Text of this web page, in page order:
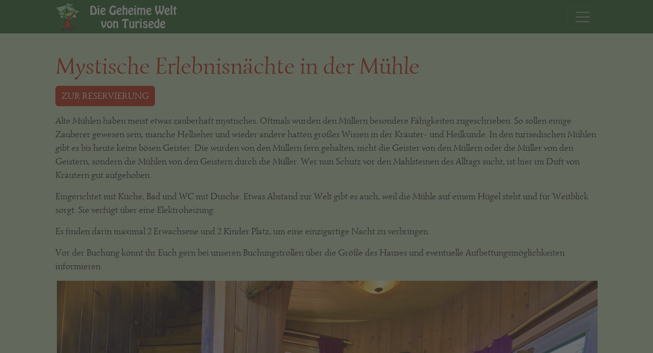
Mystische Erlebnisnächte in der Mühle
ZUR RESERVIERUNG
Alte Mühlen haben meist etwas zauberhaft mystisches. Oftmals wurden den Müllern besondere Fähigkeiten zugeschrieben. So sollen einige
Zauberer gewesen sein, manche Hellseher und wieder andere hatten großes Wissen in der Kräuter- und Heilkunde. In den turisedischen Mühlen
gibt es bis heute keine bösen Geister. Die wurden von den Müllern fern gehalten, nicht die Geister von den Müllern oder die Müller von den
Geistern, sondern die Mühlen von den Geistern durch die Müller. Wer nun Schutz vor den Mahlsteinen des Alltags sucht, ist hier im Duft von
Kräutern gut aufgehoben.
Eingerichtet mit Küche, Bad und WC mit Dusche. Etwas Abstand zur Welt gibt es auch, weil die Mühle auf einem Hügel steht und für Weitblick
sorgt. Sie verfügt über eine Elektroheizung.
Es finden darin maximal 2 Erwachsene und 2 Kinder Platz, um eine einzigartige Nacht zu verbringen.
Vor der Buchung könnt ihr Euch gern bei unseren Buchungstrollen über die Größe des Hauses und eventuelle Aufbettungsmöglichkeiten
informieren.